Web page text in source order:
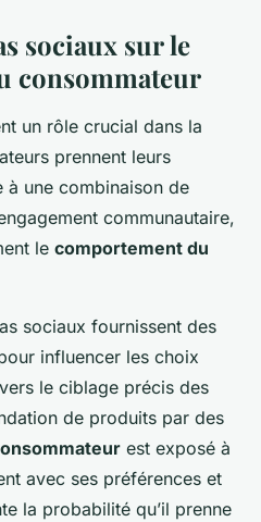
sociaux sur le
consommateur
un rôle crucial dans la
prennent leurs
à une combinaison de
communautaire,
le comportement du
sociaux fournissent des
influencer les choix
le ciblage précis des
de produits par des
est exposé à
avec ses préférences et
la probabilité qu’il prenne